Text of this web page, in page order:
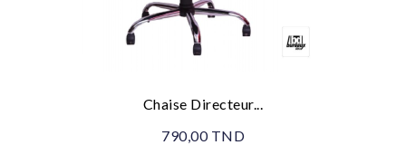
Chaise Directeur...
790,00 TND